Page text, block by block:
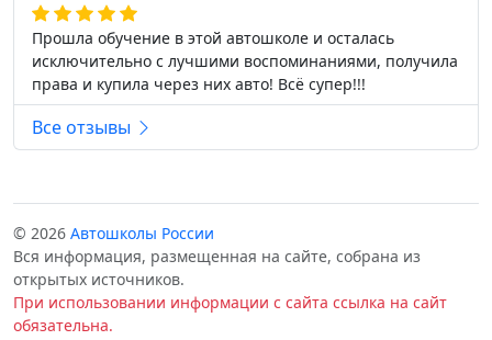
Прошла обучение в этой автошколе и осталась
исключительно с лучшими воспоминаниями, получила
права и купила через них авто! Всё супер!!!
Все отзывы
© 2026 Автошколы России
Вся информация, размещенная на сайте, собрана из
открытых источников.
При использовании информации с сайта ссылка на сайт
обязательна.